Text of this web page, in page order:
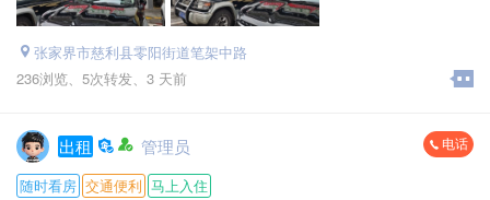
张家界市慈利县零阳街道笔架中路
236浏览、 5次转发、 3 天前
出租 管理员 电话
随时看房 交通便利 马上入住